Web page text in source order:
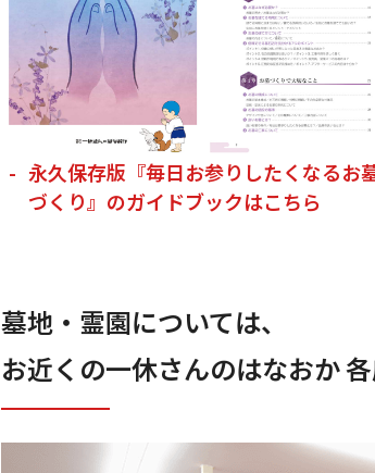
永久保存版『毎日お参りしたくなるお
づくり』のガイドブックはこちら
墓地・霊園については、
お近くの一休さんのはなおか